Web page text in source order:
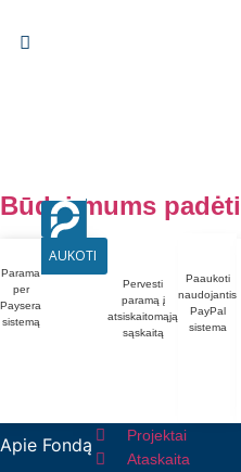
Būdai mums padėti
Parama
per
Paysera
sistemą
AUKOTI
Pervesti
paramą į
atsiskaitomąją
sąskaitą
Paaukoti
naudojantis
PayPal
sistema
Apie Fondą
Projektai
Ataskaita